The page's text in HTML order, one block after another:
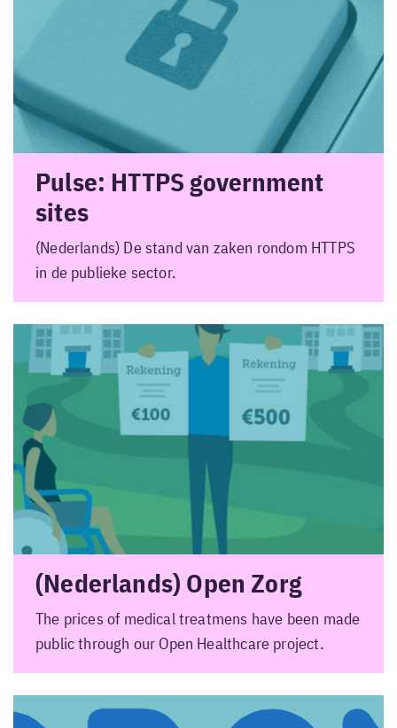
Pulse: HTTPS government
sites
(Nederlands) De stand van zaken rondom HTTPS
in de publieke sector.
(Nederlands) Open Zorg
The prices of medical treatmens have been made
public through our Open Healthcare project.